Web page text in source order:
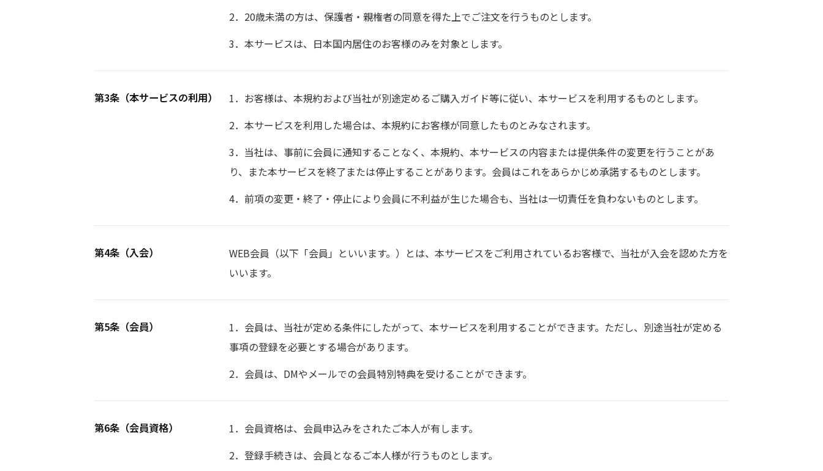
2．20歳未満の方は、保護者・親権者の同意を得た上でご注文を行うものとします。
3．本サービスは、日本国内居住のお客様のみを対象とします。
第3条（本サービスの利用）
1．お客様は、本規約および当社が別途定めるご購入ガイド等に従い、本サービスを利用するものとします。
2．本サービスを利用した場合は、本規約にお客様が同意したものとみなされます。
3．当社は、事前に会員に通知することなく、本規約、本サービスの内容または提供条件の変更を行うことがあ
り、また本サービスを終了または停止することがあります。会員はこれをあらかじめ承諾するものとします。
4．前項の変更・終了・停止により会員に不利益が生じた場合も、当社は一切責任を負わないものとします。
第4条（入会）
WEB会員（以下「会員」といいます。）とは、本サービスをご利用されているお客様で、当社が入会を認めた方を
いいます。
第5条（会員）
1．会員は、当社が定める条件にしたがって、本サービスを利用することができます。ただし、別途当社が定める
事項の登録を必要とする場合があります。
2．会員は、DMやメールでの会員特別特典を受けることができます。
第6条（会員資格）
1．会員資格は、会員申込みをされたご本人が有します。
2．登録手続きは、会員となるご本人様が行うものとします。